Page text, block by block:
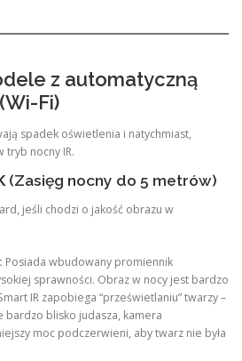
z automatyczną
Fi)
spadek oświetlenia i natychmiast,
tryb nocny IR.
(Zasięg nocny do 5 metrów)
jeśli chodzi o jakość obrazu w
Posiada wbudowany promiennik
sprawności. Obraz w nocy jest bardzo
IR zapobiega “prześwietlaniu” twarzy –
bardzo blisko judasza, kamera
moc podczerwieni, aby twarz nie była